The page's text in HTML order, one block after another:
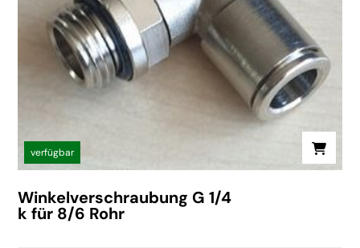
verfügbar
Winkelverschraubung G 1/4
k für 8/6 Rohr